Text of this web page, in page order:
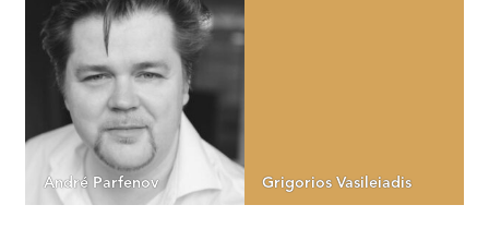
André Parfenov Grigorios Vasileiadis